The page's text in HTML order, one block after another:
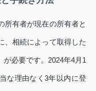
所有者が現在の所有者と
、相続によって取得した
必要です。2024年4月1
な理由なく3年以内に登